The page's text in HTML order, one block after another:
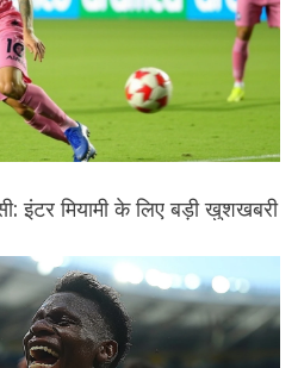
इंटर मियामी के लिए बड़ी खुशखबरी